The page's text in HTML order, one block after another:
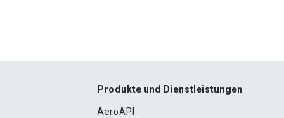
Produkte und Dienstleistungen
AeroAPI